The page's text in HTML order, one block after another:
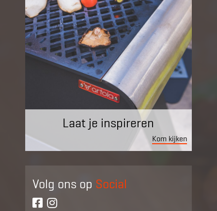
Laat je inspireren
Kom kijken
Volg ons op Social